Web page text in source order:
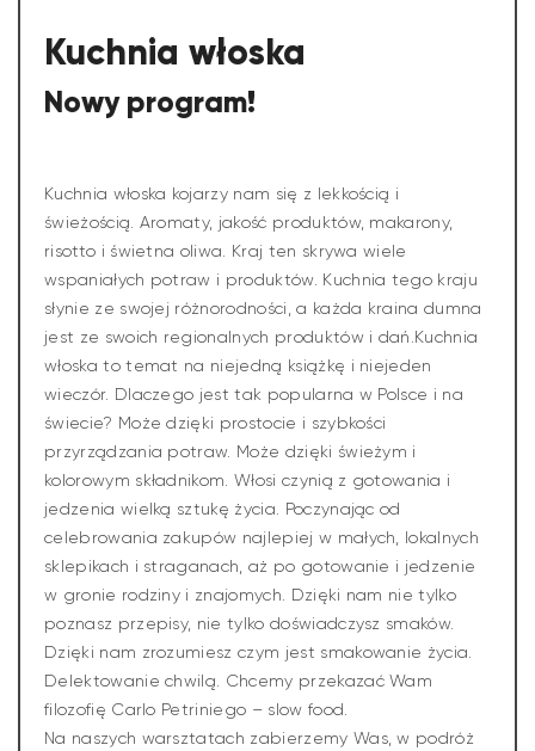
Kuchnia włoska
Nowy program!
Kuchnia włoska kojarzy nam się z lekkością i
świeżością. Aromaty, jakość produktów, makarony,
risotto i świetna oliwa. Kraj ten skrywa wiele
wspaniałych potraw i produktów. Kuchnia tego kraju
słynie ze swojej różnorodności, a każda kraina dumna
jest ze swoich regionalnych produktów i dań.Kuchnia
włoska to temat na niejedną książkę i niejeden
wieczór. Dlaczego jest tak popularna w Polsce i na
świecie? Może dzięki prostocie i szybkości
przyrządzania potraw. Może dzięki świeżym i
kolorowym składnikom. Włosi czynią z gotowania i
jedzenia wielką sztukę życia. Poczynając od
celebrowania zakupów najlepiej w małych, lokalnych
sklepikach i straganach, aż po gotowanie i jedzenie
w gronie rodziny i znajomych. Dzięki nam nie tylko
poznasz przepisy, nie tylko doświadczysz smaków.
Dzięki nam zrozumiesz czym jest smakowanie życia.
Delektowanie chwilą. Chcemy przekazać Wam
filozofię Carlo Petriniego – slow food.
Na naszych warsztatach zabierzemy Was, w podróż